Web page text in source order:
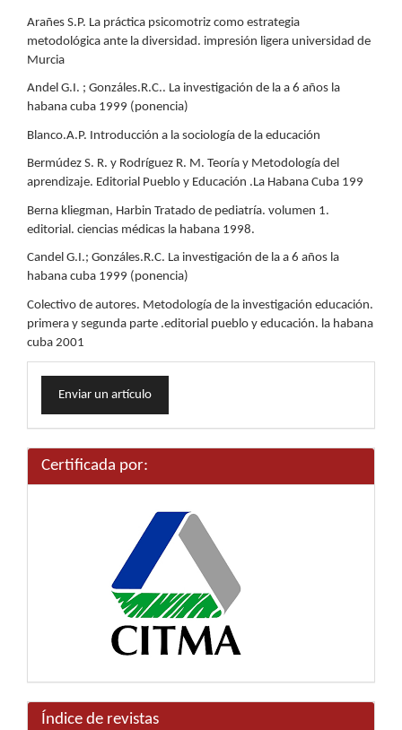
Arañes S.P. La práctica psicomotriz como estrategia
metodológica ante la diversidad. impresión ligera universidad de
Murcia
Andel G.I. ; Gonzáles.R.C.. La investigación de la a 6 años la
habana cuba 1999 (ponencia)
Blanco.A.P. Introducción a la sociología de la educación
Bermúdez S. R. y Rodríguez R. M. Teoría y Metodología del
aprendizaje. Editorial Pueblo y Educación .La Habana Cuba 199
Berna kliegman, Harbin Tratado de pediatría. volumen 1.
editorial. ciencias médicas la habana 1998.
Candel G.I.; Gonzáles.R.C. La investigación de la a 6 años la
habana cuba 1999 (ponencia)
Colectivo de autores. Metodología de la investigación educación.
primera y segunda parte .editorial pueblo y educación. la habana
cuba 2001
Enviar
unEnviar un artículo
Certificada por:
Índice de revistas